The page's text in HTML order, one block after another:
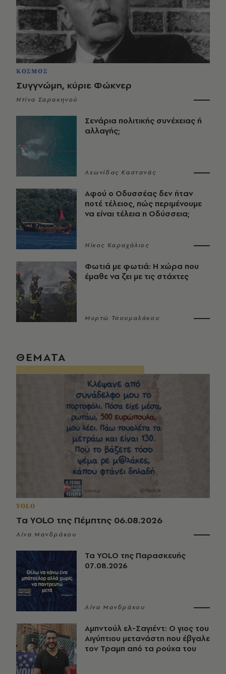
ΚΟΣΜΟΣ
Συγγνώμη, κύριε Φώκνερ
Ντίνα Σαρακηνού
Σενάρια πολιτικής συνέχειας ή
αλλαγής;
Λεωνίδας Καστανάς
Αφού ο Οδυσσέας δεν ήταν
ποτέ τέλειος, πώς περιμένουμε
να είναι τέλεια η Οδύσσεια;
Νίκος Καραχάλιος
Φωτιά με φωτιά: Η χώρα που
έμαθε να ζει με τις στάχτες
Μυρτώ Τσουμαλάκου
ΘΕΜΑΤΑ
YOLO
Τα YOLO της Πέμπτης 06.08.2026
Λίνα Μανδράκου
Τα YOLO της Παρασκευής
07.08.2026
Λίνα Μανδράκου
Αμπντούλ ελ-Σαγιέντ: Ο γιος του
Αιγύπτιου μετανάστη που έβγαλε
τον Τραμπ από τα ρούχα του